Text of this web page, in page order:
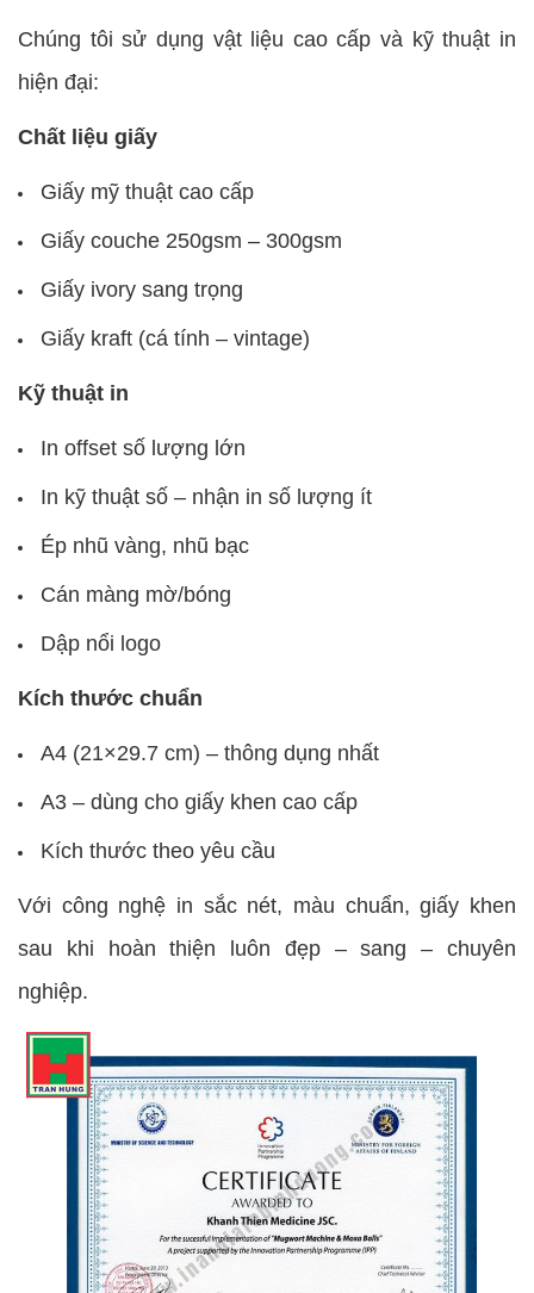
Chúng tôi sử dụng vật liệu cao cấp và kỹ thuật in
hiện đại:
Chất liệu giấy
Giấy mỹ thuật cao cấp
Giấy couche 250gsm – 300gsm
Giấy ivory sang trọng
Giấy kraft (cá tính – vintage)
Kỹ thuật in
In offset số lượng lớn
In kỹ thuật số – nhận in số lượng ít
Ép nhũ vàng, nhũ bạc
Cán màng mờ/bóng
Dập nổi logo
Kích thước chuẩn
A4 (21×29.7 cm) – thông dụng nhất
A3 – dùng cho giấy khen cao cấp
Kích thước theo yêu cầu
Với công nghệ in sắc nét, màu chuẩn, giấy khen
sau khi hoàn thiện luôn đẹp – sang – chuyên
nghiệp.